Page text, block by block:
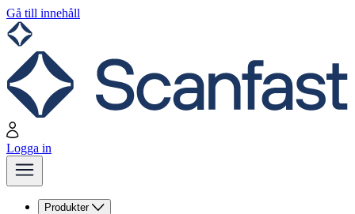
Gå till innehåll
Logga in
Produkter